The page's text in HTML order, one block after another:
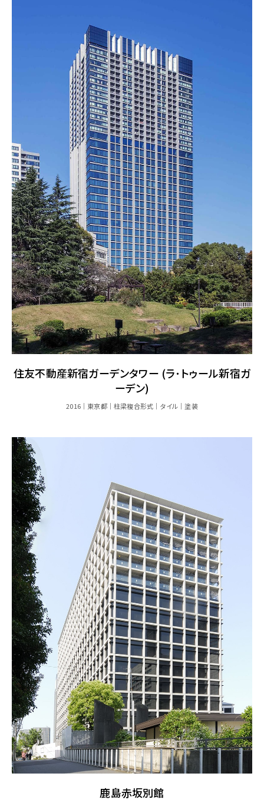
住友不動産新宿ガーデンタワー (ラ･トゥール新宿ガ
ーデン)
2016 東京都 柱梁複合形式 タイル 塗装
鹿島赤坂別館